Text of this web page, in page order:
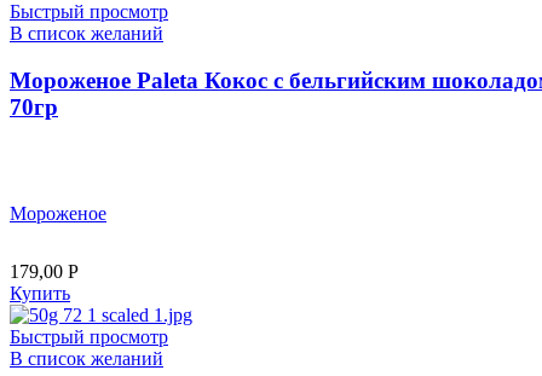
Быстрый просмотр
В список желаний
Мороженое Paleta Кокос с бельгийским
70гр
Мороженое
179,00 Р
Купить
Быстрый просмотр
В список желаний